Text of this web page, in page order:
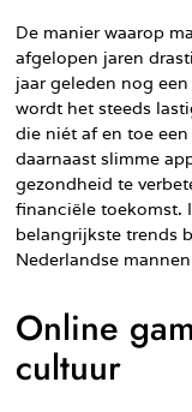
De manier waarop
afgelopen jaren
jaar geleden nog
wordt het steeds
die niét af en toe
daarnaast slimme
gezondheid te
financiële toekomst.
belangrijkste trends
Nederlandse
Online
cultuur